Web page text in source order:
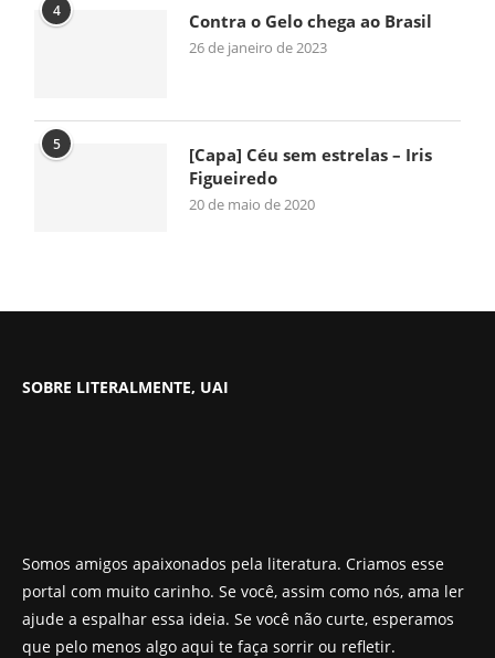
4 Contra o Gelo chega ao Brasil
26 de janeiro de 2023
5
[Capa] Céu sem estrelas – Iris
Figueiredo
20 de maio de 2020
SOBRE LITERALMENTE, UAI
Somos amigos apaixonados pela literatura. Criamos esse
portal com muito carinho. Se você, assim como nós, ama ler
ajude a espalhar essa ideia. Se você não curte, esperamos
que pelo menos algo aqui te faça sorrir ou refletir.